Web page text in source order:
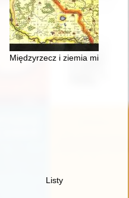
karnego materialnego Polski
Międzyrzecz i ziemia
Listy